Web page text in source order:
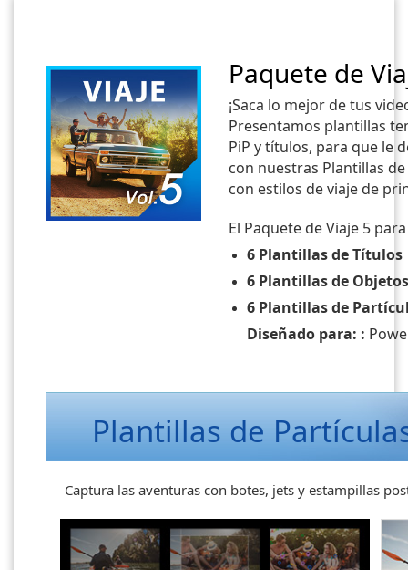
Paquete de
¡Saca lo mejor de tus
Presentamos plantillas
PiP y títulos, para que le
con nuestras Plantillas
con estilos de viaje de
El Paquete de Viaje 5
6 Plantillas de Títulos
6 Plantillas de
6 Plantillas de
Diseñado para: :
Plantillas de
Captura las aventuras con botes, jets y estampillas